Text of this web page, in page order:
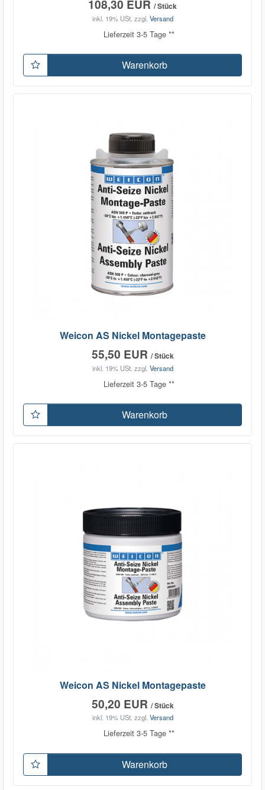
108,30 EUR / Stück
inkl. 19% USt. zzgl. Versand
Lieferzeit 3-5 Tage **
Warenkorb
Weicon AS Nickel Montagepaste
55,50 EUR / Stück
inkl. 19% USt. zzgl. Versand
Lieferzeit 3-5 Tage **
Warenkorb
Weicon AS Nickel Montagepaste
50,20 EUR / Stück
inkl. 19% USt. zzgl. Versand
Lieferzeit 3-5 Tage **
Warenkorb